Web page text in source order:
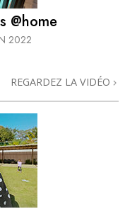
@home
2022
REGARDEZ LA VIDÉO